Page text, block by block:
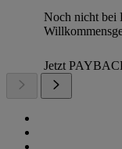
Noch nicht bei
Jetzt